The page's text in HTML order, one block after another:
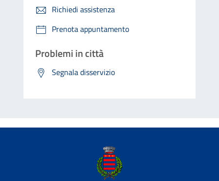
Richiedi assistenza
Prenota appuntamento
Problemi in città
Segnala disservizio